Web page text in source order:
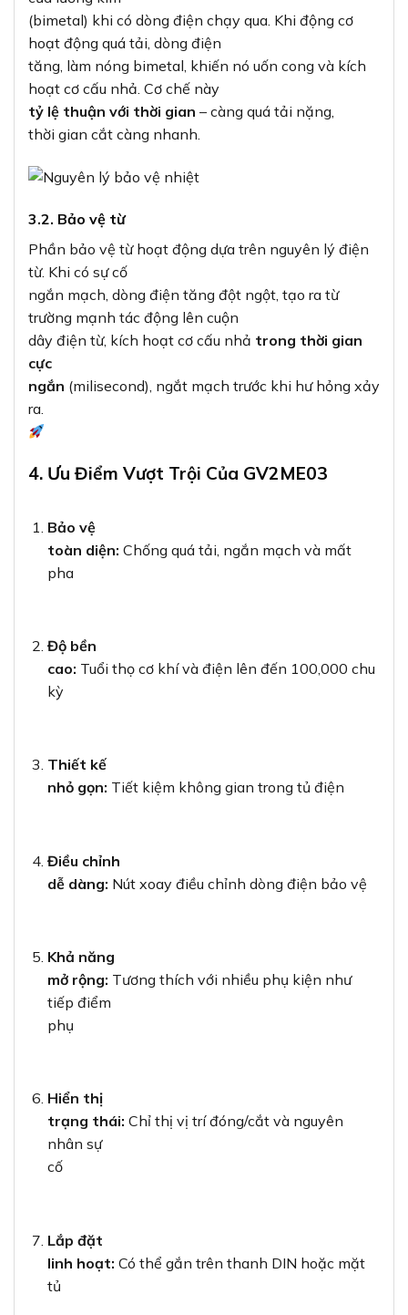
(bimetal) khi có dòng điện chạy qua. Khi động cơ
hoạt động quá tải, dòng điện
tăng, làm nóng bimetal, khiến nó uốn cong và kích
hoạt cơ cấu nhả. Cơ chế này
tỷ lệ thuận với thời gian – càng quá tải nặng,
thời gian cắt càng nhanh.
3.2. Bảo vệ từ
Phần bảo vệ từ hoạt động dựa trên nguyên lý điện
từ. Khi có sự cố
ngắn mạch, dòng điện tăng đột ngột, tạo ra từ
trường mạnh tác động lên cuộn
dây điện từ, kích hoạt cơ cấu nhả trong thời gian
cực
ngắn (milisecond), ngắt mạch trước khi hư hỏng xảy
ra.
4. Ưu Điểm Vượt Trội Của GV2ME03
Bảo vệ
toàn diện: Chống quá tải, ngắn mạch và mất
pha
Độ bền
cao: Tuổi thọ cơ khí và điện lên đến 100,000 chu
kỳ
Thiết kế
nhỏ gọn: Tiết kiệm không gian trong tủ điện
Điều chỉnh
dễ dàng: Nút xoay điều chỉnh dòng điện bảo vệ
Khả năng
mở rộng: Tương thích với nhiều phụ kiện như
tiếp điểm
phụ
Hiển thị
trạng thái: Chỉ thị vị trí đóng/cắt và nguyên
nhân sự
cố
Lắp đặt
linh hoạt: Có thể gắn trên thanh DIN hoặc mặt
tủ